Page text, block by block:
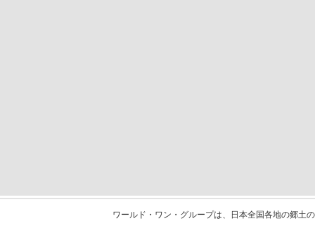
ワールド・ワン・グループは、日本全国各地の郷土